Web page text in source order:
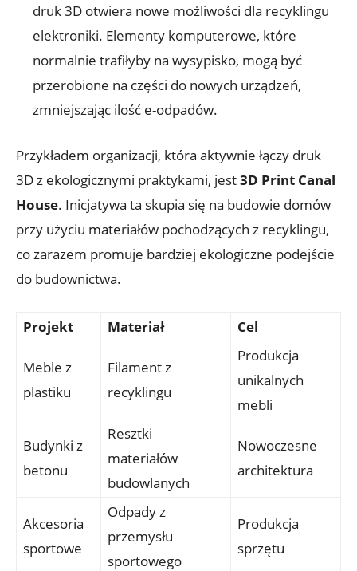
druk 3D otwiera nowe możliwości dla recyklingu
elektroniki. Elementy komputerowe, które
normalnie trafiłyby na wysypisko, mogą być
przerobione na części do nowych urządzeń,
zmniejszając ilość e-odpadów.
Przykładem organizacji, która aktywnie łączy druk
3D z ekologicznymi praktykami, jest3D Print Canal
House. Inicjatywa ta skupia się na budowie domów
przy użyciu materiałów pochodzących z recyklingu,
co zarazem promuje bardziej ekologiczne podejście
do budownictwa.
Projekt Materiał Cel
Meble z
plastiku
Filament z
recyklingu
Produkcja
unikalnych
mebli
Budynki z
betonu
Resztki
materiałów
budowlanych
Nowoczesne
architektura
Akcesoria
sportowe
Odpady z
przemysłu
sportowego
Produkcja
sprzętu